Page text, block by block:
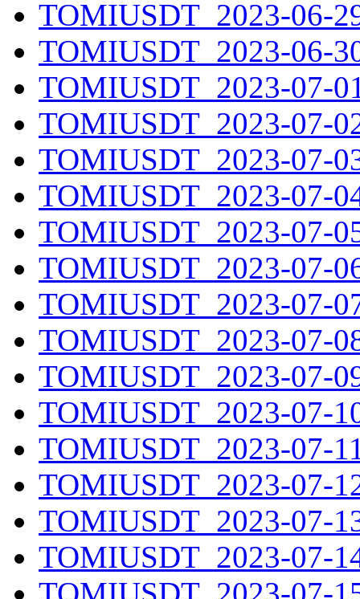
TOMIUSDT_2023-06-
TOMIUSDT_2023-06-
TOMIUSDT_2023-07-
TOMIUSDT_2023-07-
TOMIUSDT_2023-07-
TOMIUSDT_2023-07-
TOMIUSDT_2023-07-
TOMIUSDT_2023-07-
TOMIUSDT_2023-07-
TOMIUSDT_2023-07-
TOMIUSDT_2023-07-
TOMIUSDT_2023-07-
TOMIUSDT_2023-07-
TOMIUSDT_2023-07-
TOMIUSDT_2023-07-
TOMIUSDT_2023-07-